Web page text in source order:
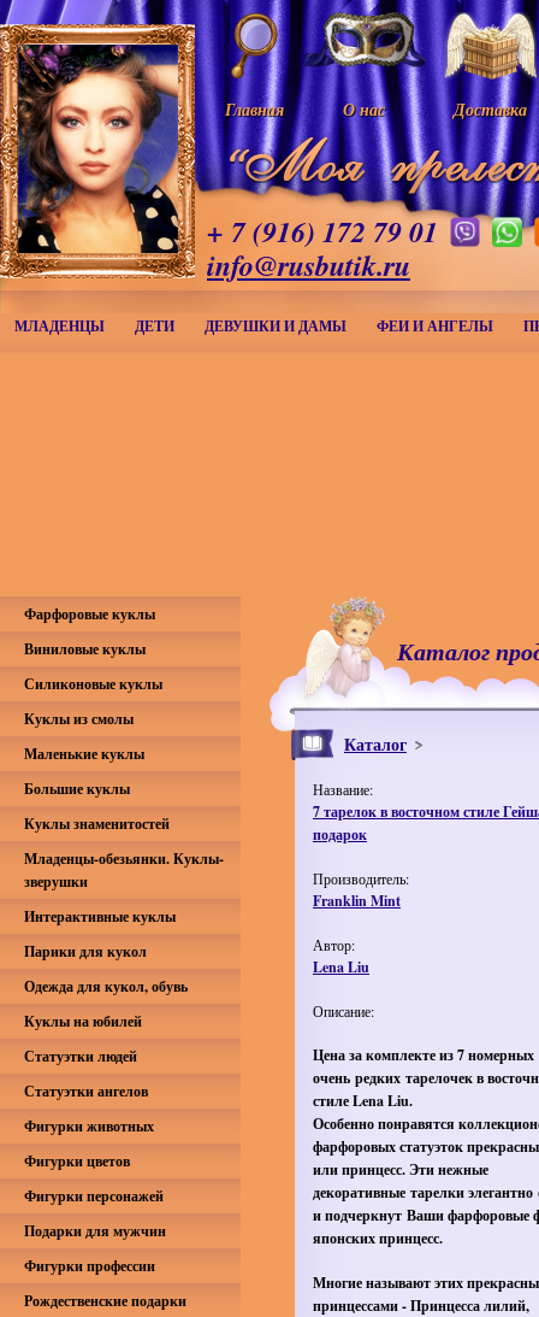
Главная О нас Доставка
+ 7 (916) 172 79 01
info@rusbutik.ru
МЛАДЕНЦЫ ДЕТИ ДЕВУШКИ И ДАМЫ ФЕИ И АНГЕЛЫ
Каталог
Каталог
Название:
7 тарелок в восточном стиле
подарок
Производитель:
Franklin Mint
Автор:
Lena Liu
Описание:
Цена за комплекте из 7
очень редких тарелочек в
стиле Lena Liu.
Особенно понравятся
фарфоровых статуэток
или принцесс. Эти нежные
декоративные тарелки элегантно
и подчеркнут Ваши фарфоровые
японских принцесс.
Многие называют этих
принцессами - Принцесса лилий,
Фарфоровые куклы
Виниловые куклы
Силиконовые куклы
Куклы из смолы
Маленькие куклы
Большие куклы
Куклы знаменитостей
Младенцы-обезьянки. Куклы-
зверушки
Интерактивные куклы
Парики для кукол
Одежда для кукол, обувь
Куклы на юбилей
Статуэтки людей
Статуэтки ангелов
Фигурки животных
Фигурки цветов
Фигурки персонажей
Подарки для мужчин
Фигурки профессии
Рождественские подарки